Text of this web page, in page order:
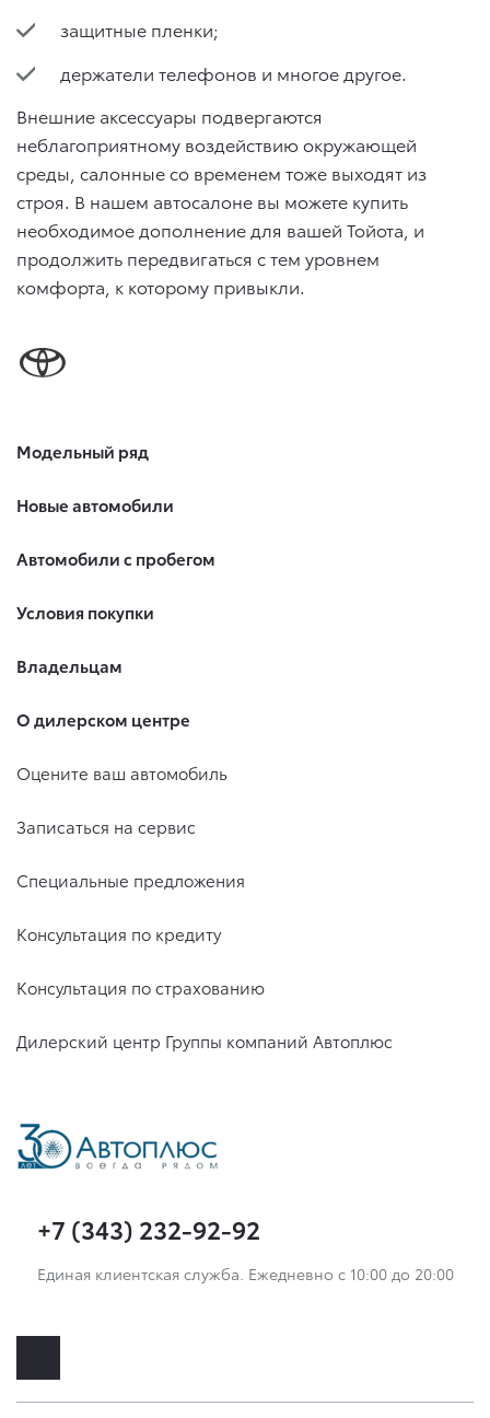
защитные пленки;
держатели телефонов и многое другое.
Внешние аксессуары подвергаются
неблагоприятному воздействию окружающей
среды, салонные со временем тоже выходят из
строя. В нашем автосалоне вы можете купить
необходимое дополнение для вашей Тойота, и
продолжить передвигаться с тем уровнем
комфорта, к которому привыкли.
Модельный ряд
Новые автомобили
Автомобили с пробегом
Условия покупки
Владельцам
О дилерском центре
Оцените ваш автомобиль
Записаться на сервис
Специальные предложения
Консультация по кредиту
Консультация по страхованию
Дилерский центр Группы компаний Автоплюс
+7 (343) 232-92-92
Единая клиентская служба. Ежедневно с 10:00 до 20:00